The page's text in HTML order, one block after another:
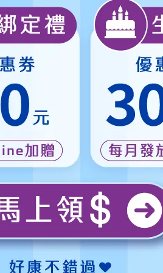
滋補強身‧溫潤增氣‧養氣固本
★ 可宅配到府&超商取貨，全館滿 NT$
1,500免運費，另有離島7-11超取服務 。
★ 登入會員訂購，管理訂單更方便，還
：訂購完成後，下個工
作天出貨，出貨後物流預計1-3個工作天
送達。
【雙效滋補】雙蔘養氣飲禮盒｜人蔘
皂苷230mg｜50ml×10包｜全素｜
精美提盒
NT$630NT$700